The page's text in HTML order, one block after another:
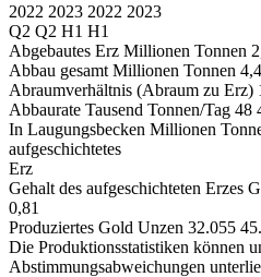
2022 2023 2022 2023
Q2 Q2 H1 H1
Abgebautes Erz Millionen Tonnen
Abbau gesamt Millionen Tonnen
Abraumverhältnis (Abraum zu Erz)
Abbaurate Tausend Tonnen/Tag 48
In Laugungsbecken Millionen
aufgeschichtetes
Erz
Gehalt des aufgeschichteten Erzes
0,81
Produziertes Gold Unzen 32.055
Die Produktionsstatistiken können
Abstimmungsabweichungen